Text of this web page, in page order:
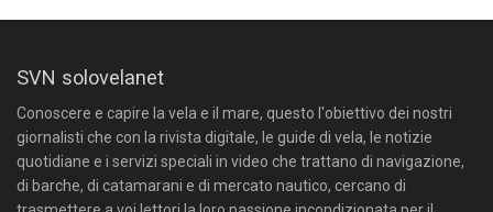
SVN solovelanet
Conoscere e capire la vela e il mare, questo l'obiettivo dei nostri
giornalisti che con la rivista digitale, le guide di vela, le notizie
quotidiane e i servizi speciali in video che trattano di navigazione,
di barche, di catamarani e di mercato nautico, cercano di